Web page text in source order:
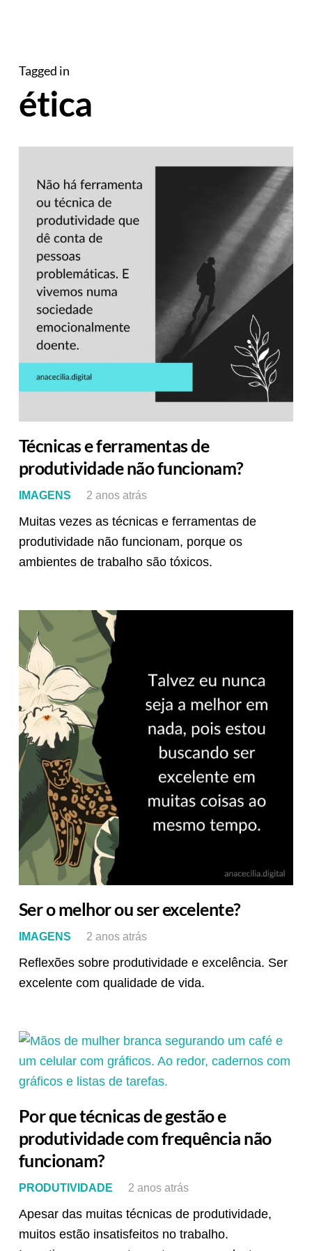
Tagged in
ética
Técnicas e ferramentas de
produtividade não funcionam?
IMAGENS 2 anos atrás
Muitas vezes as técnicas e ferramentas de
produtividade não funcionam, porque os
ambientes de trabalho são tóxicos.
Ser o melhor ou ser excelente?
IMAGENS 2 anos atrás
Reflexões sobre produtividade e excelência. Ser
excelente com qualidade de vida.
Por que técnicas de gestão e
produtividade com frequência não
funcionam?
PRODUTIVIDADE 2 anos atrás
Apesar das muitas técnicas de produtividade,
muitos estão insatisfeitos no trabalho.